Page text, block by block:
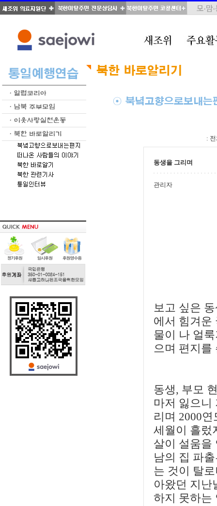
:
동생을 그리며
관리자
보고 싶은
에서 힘겨운
물이 나 얼
으며 편지를
동생, 부모
마저 잃으니
리며 2000
세월이 흘렀
살이 설움을
남의 집 파
는 것이 탈
아왔던 지난
하지 못하는